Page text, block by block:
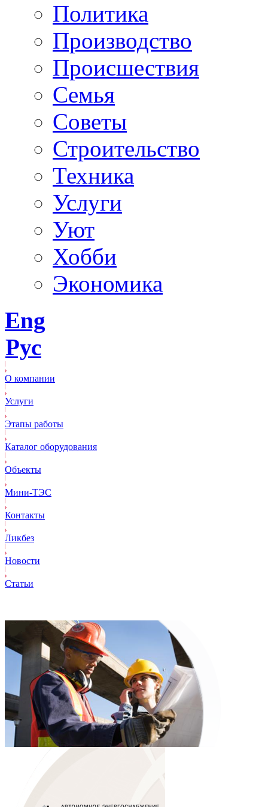
Политика
Производство
Происшествия
Семья
Советы
Строительство
Техника
Услуги
Уют
Хобби
Экономика
Eng
Рус
О компании
Услуги
Этапы работы
Каталог оборудования
Объекты
Mини-ТЭС
Контакты
Ликбез
Новости
Статьи